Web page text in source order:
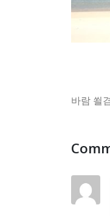
바람 쐴